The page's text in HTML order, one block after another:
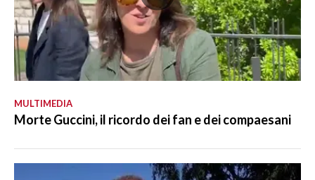
MULTIMEDIA
Morte Guccini, il ricordo dei fan e dei compaesani